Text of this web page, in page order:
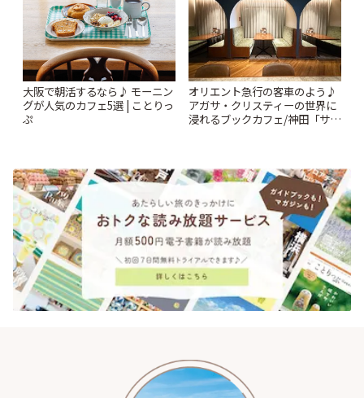
大阪で朝活するなら♪ モーニン
グが人気のカフェ5選 | ことりっ
ぷ
オリエント急行の客車のよう♪
アガサ・クリスティーの世界に
浸れるブックカフェ/神田「サロ